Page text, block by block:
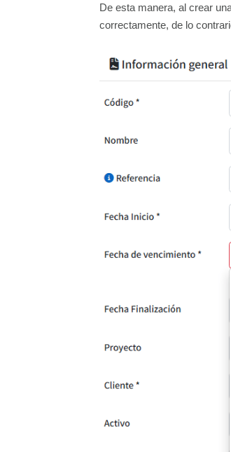
De esta manera, al crear
correctamente, de lo